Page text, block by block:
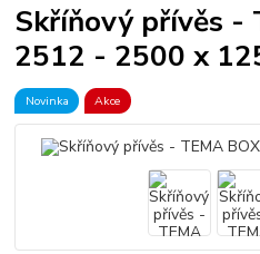
Skříňový přívěs -
2512 - 2500 x
Novinka Akce